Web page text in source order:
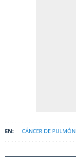
CÁNCER DE PULMÓN